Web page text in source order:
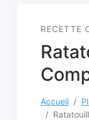
RECETTE
Accueil